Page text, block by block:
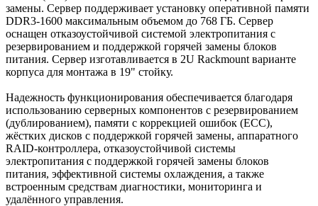
замены. Сервер поддерживает установку оперативной памяти
DDR3-1600 максимальным объемом до 768 ГБ. Сервер
оснащен отказоустойчивой системой электропитания с
резервированием и поддержкой горячей замены блоков
питания. Сервер изготавливается в 2U Rackmount варианте
корпуса для монтажа в 19" стойку.
Надежность функционирования обеспечивается благодаря
использованию серверных компонентов с резервированием
(дублированием), памяти с коррекцией ошибок (ECC),
жёстких дисков с поддержкой горячей замены, аппаратного
RAID-контроллера, отказоустойчивой системы
электропитания с поддержкой горячей замены блоков
питания, эффективной системы охлаждения, а также
встроенным средствам диагностики, мониторинга и
удалённого управления.